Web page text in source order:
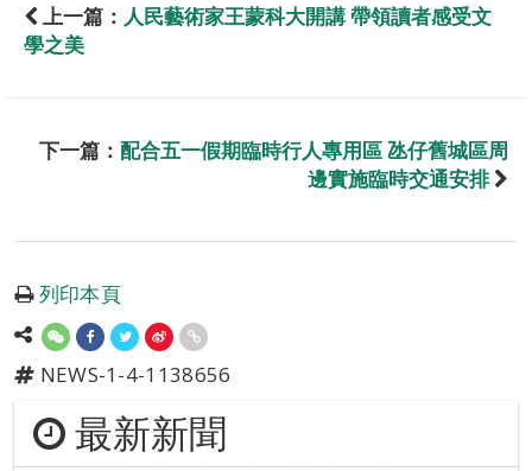
上一篇： 人民藝術家王蒙科大開講 帶領讀者感受文
學之美
下一篇： 配合五一假期臨時行人專用區 氹仔舊城區周
邊實施臨時交通安排
列印本頁
NEWS-1-4-1138656
最新新聞